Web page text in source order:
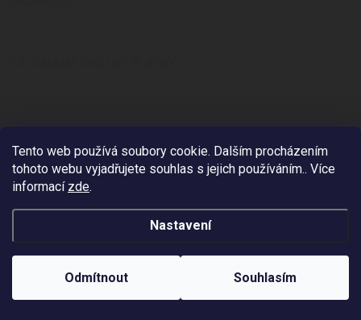
Tento web používá soubory cookie. Dalším procházením
tohoto webu vyjadřujete souhlas s jejich používáním.. Více
informací zde.
Nastavení
Odmítnout Souhlasím
KONTAKT
info@zzstudio.cz
zzstudio_cz